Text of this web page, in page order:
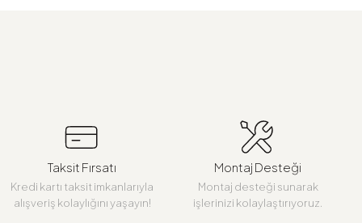
Taksit Fırsatı
Kredi kartı taksit imkanlarıyla
alışveriş kolaylığını yaşayın!
Montaj Desteği
Montaj desteği sunarak
işlerinizi kolaylaştırıyoruz.